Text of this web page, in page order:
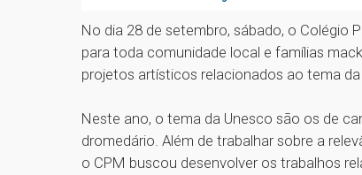
No dia 28 de setembro, sábado, o Colégio
para toda comunidade local e famílias
projetos artísticos relacionados ao tema
Neste ano, o tema da Unesco são os de
dromedário. Além de trabalhar sobre a
o CPM buscou desenvolver os trabalhos